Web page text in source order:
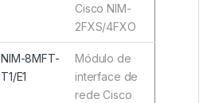
Cisco NIM-
2FXS/4FXO
NIM-8MFT-
T1/E1
Módulo de
interface de
rede Cisco